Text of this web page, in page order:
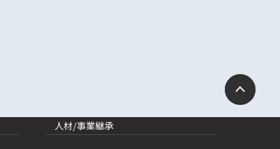
人材/事業継承